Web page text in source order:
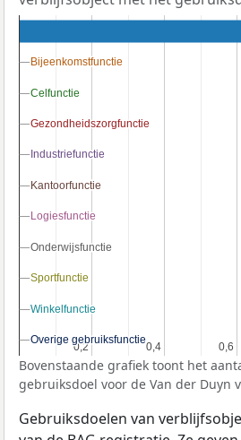
0,2
0,2 0,4
0,4 0,6
0,6
Bijeenkomstfunctie
Bijeenkomstfunctie
Celfunctie
Celfunctie
Gezondheidszorgfunctie
Gezondheidszorgfunctie
Industriefunctie
Industriefunctie
Kantoorfunctie
Kantoorfunctie
Logiesfunctie
Logiesfunctie
Onderwijsfunctie
Onderwijsfunctie
Sportfunctie
Sportfunctie
Winkelfunctie
Winkelfunctie
Overige gebruiksfunctie
Overige gebruiksfunctie
Bovenstaande grafiek toont het
gebruiksdoel voor de Van der Duyn
Gebruiksdoelen van